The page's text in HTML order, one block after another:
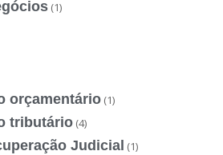
(1)
orçamentário (1)
tributário (4)
Judicial (1)